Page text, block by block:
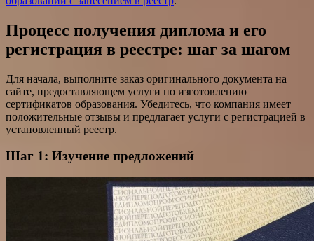
Процесс получения диплома и его
регистрация в реестре: шаг за шагом
Для начала, выполните заказ оригинального документа на
сайте, предоставляющем услуги по изготовлению
сертификатов образования. Убедитесь, что компания имеет
положительные отзывы и предлагает услуги с регистрацией в
установленный реестр.
Шаг 1: Изучение предложений